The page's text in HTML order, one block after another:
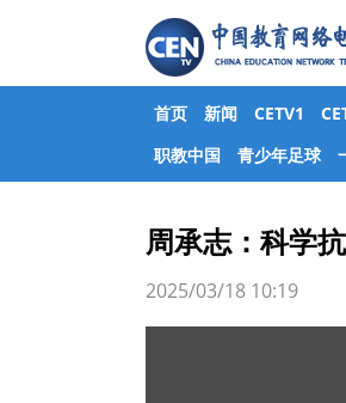
首页 新闻 CETV1
职教中国
青少年足球
周承志：科学
2025/03/18 10:19